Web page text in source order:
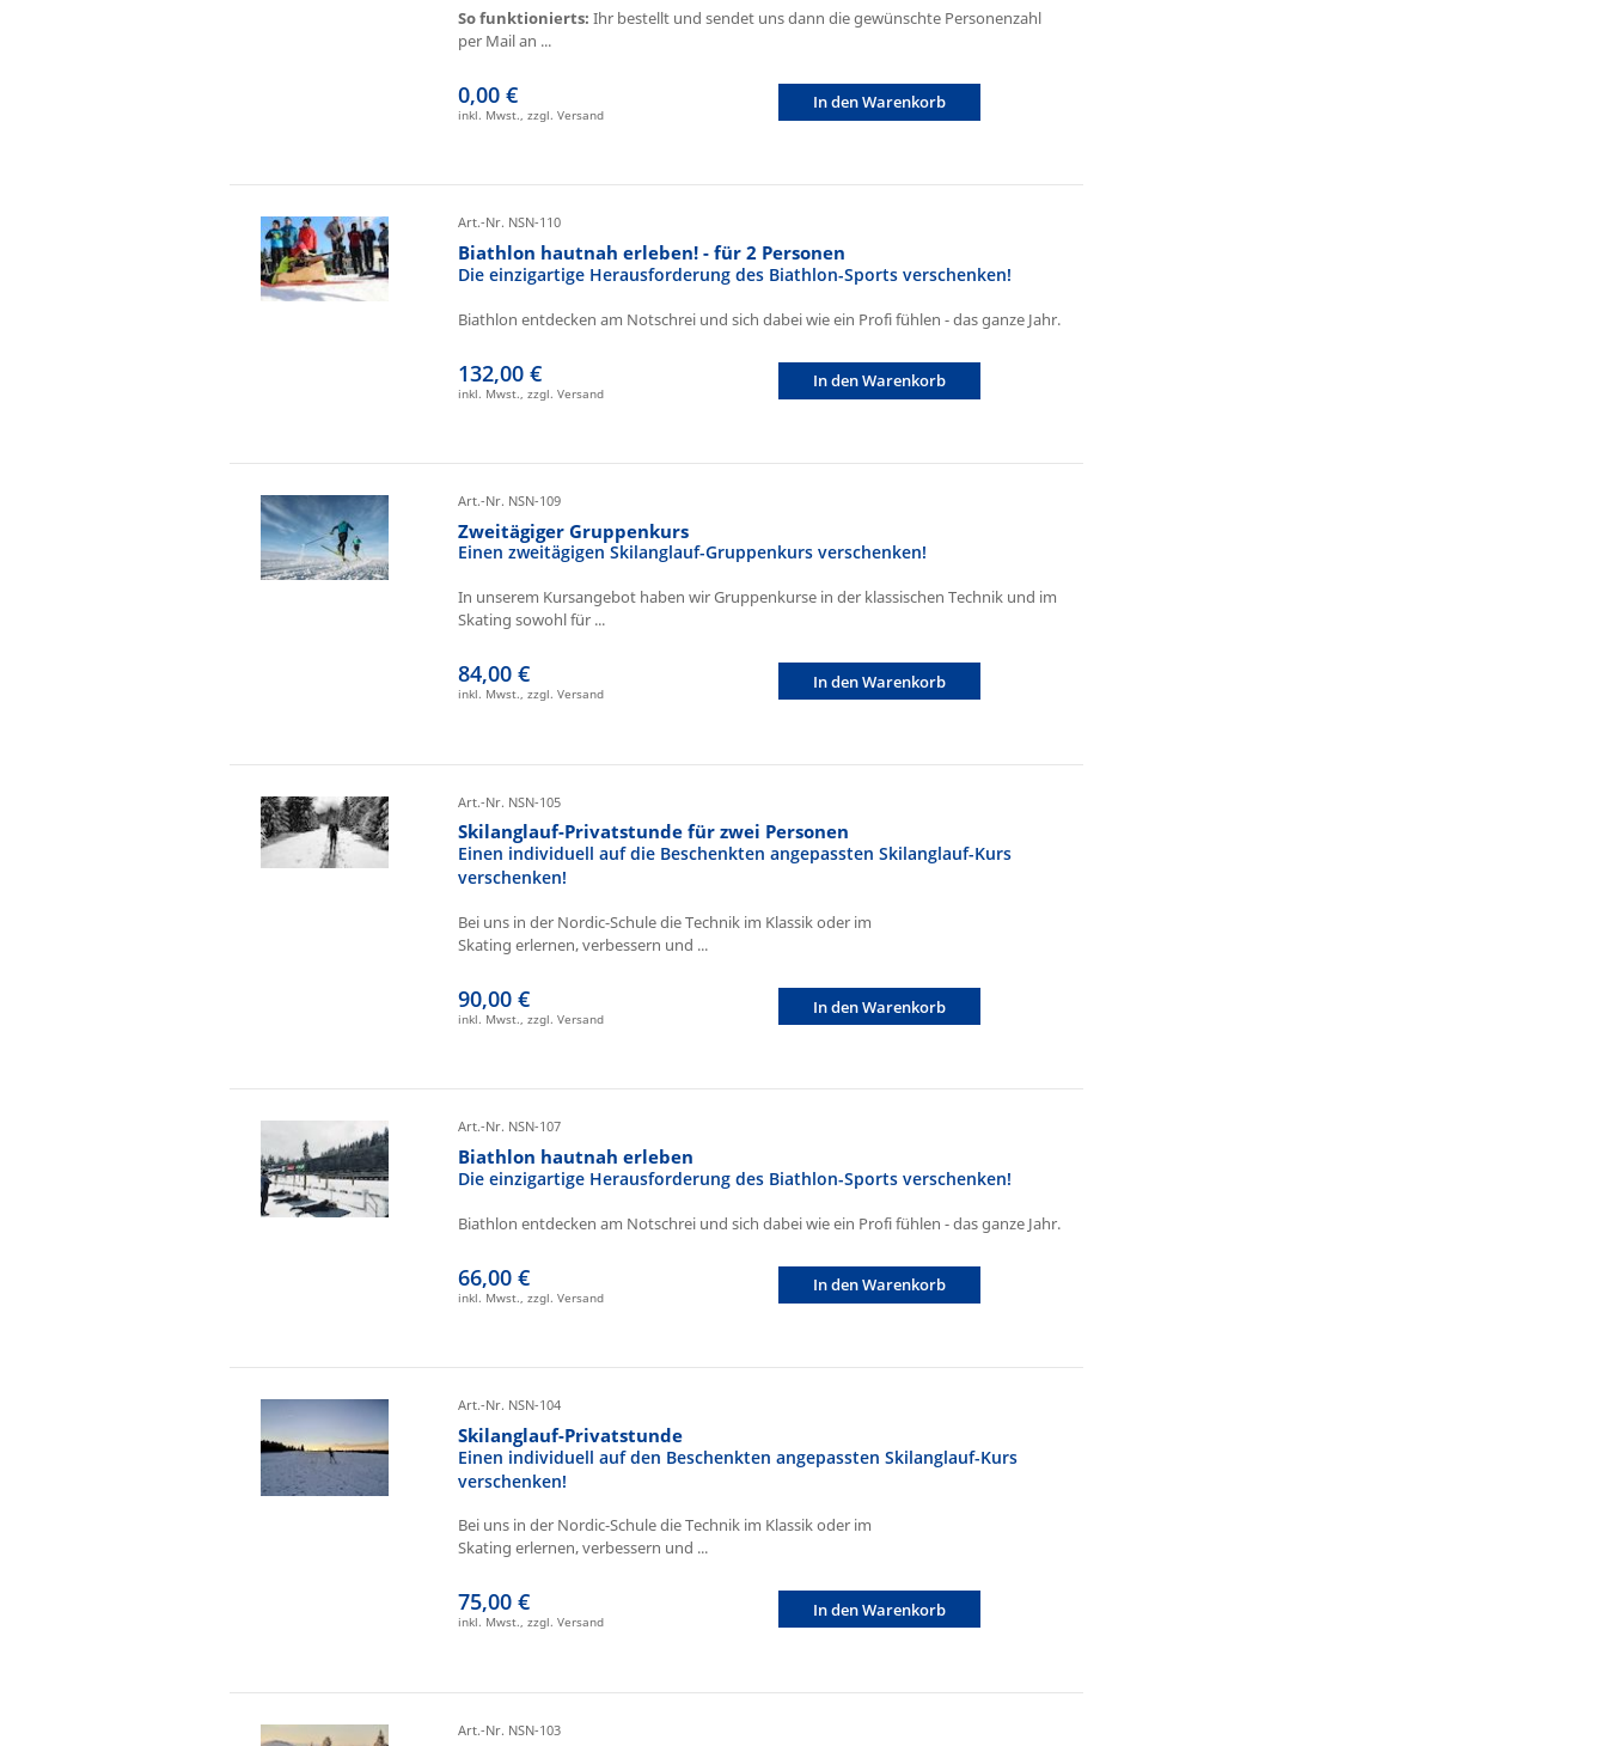
So funktionierts: Ihr bestellt und sendet uns dann die gewünschte Personenzahl
per Mail an ...
0,00 €
inkl. Mwst., zzgl. Versand
In den Warenkorb
Art.-Nr. NSN-110
Biathlon hautnah erleben! - für 2 Personen
Die einzigartige Herausforderung des Biathlon-Sports verschenken!
Biathlon entdecken am Notschrei und sich dabei wie ein Profi fühlen - das ganze Jahr.
132,00 €
inkl. Mwst., zzgl. Versand
In den Warenkorb
Art.-Nr. NSN-109
Zweitägiger Gruppenkurs
Einen zweitägigen Skilanglauf-Gruppenkurs verschenken!
In unserem Kursangebot haben wir Gruppenkurse in der klassischen Technik und im
Skating sowohl für ...
84,00 €
inkl. Mwst., zzgl. Versand
In den Warenkorb
Art.-Nr. NSN-105
Skilanglauf-Privatstunde für zwei Personen
Einen individuell auf die Beschenkten angepassten Skilanglauf-Kurs
verschenken!
Bei uns in der Nordic-Schule die Technik im Klassik oder im
Skating erlernen, verbessern und ...
90,00 €
inkl. Mwst., zzgl. Versand
In den Warenkorb
Art.-Nr. NSN-107
Biathlon hautnah erleben
Die einzigartige Herausforderung des Biathlon-Sports verschenken!
Biathlon entdecken am Notschrei und sich dabei wie ein Profi fühlen - das ganze Jahr.
66,00 €
inkl. Mwst., zzgl. Versand
In den Warenkorb
Art.-Nr. NSN-104
Skilanglauf-Privatstunde
Einen individuell auf den Beschenkten angepassten Skilanglauf-Kurs
verschenken!
Bei uns in der Nordic-Schule die Technik im Klassik oder im
Skating erlernen, verbessern und ...
75,00 €
inkl. Mwst., zzgl. Versand
In den Warenkorb
Art.-Nr. NSN-103